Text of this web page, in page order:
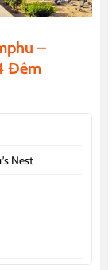
–
Đêm
Nest